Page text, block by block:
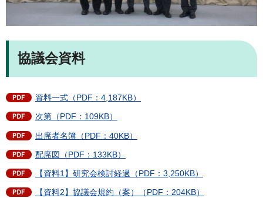
協議会資料
資料一式（PDF：4,187KB）
次第（PDF：109KB）
出席者名簿（PDF：40KB）
配席図（PDF：133KB）
【資料1】研究会検討経過（PDF：3,250KB）
【資料2】協議会規約（案）（PDF：204KB）